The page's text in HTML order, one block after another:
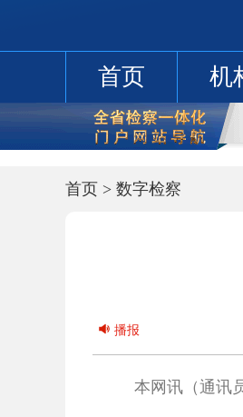
首页 机
首页 > 数字检察
播报
本网讯（通讯员